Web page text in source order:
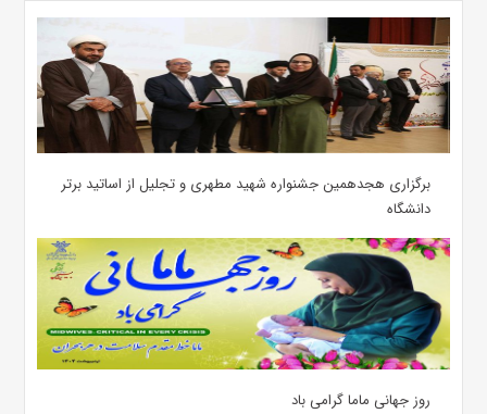
برگزاری هجدهمین جشنواره شهید مطهری و تجلیل از اساتید برتر
دانشگاه
روز جهانی ماما گرامی باد